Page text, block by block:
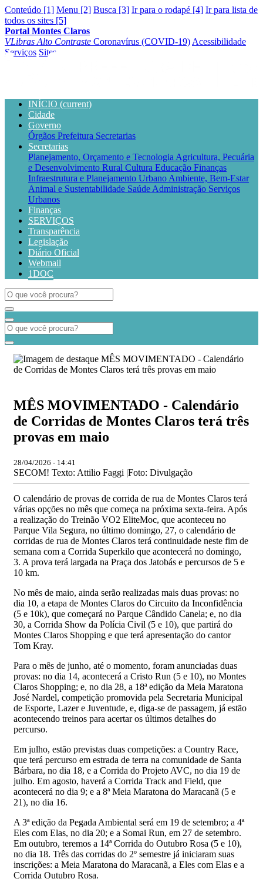
Conteúdo [1] Menu [2] Busca [3] Ir para o rodapé [4] Ir para lista de
todos os sites [5]
Portal Montes Claros
VLibras Alto Contraste Coronavírus (COVID-19) Acessibilidade
Serviços Sites
INÍCIO (current)
Cidade
Governo
Órgãos Prefeitura Secretarias
Secretarias
Planejamento, Orçamento e Tecnologia Agricultura, Pecuária
e Desenvolvimento Rural Cultura Educação Finanças
Infraestrutura e Planejamento Urbano Ambiente, Bem-Estar
Animal e Sustentabilidade Saúde Administração Serviços
Urbanos
Finanças
SERVIÇOS
Transparência
Legislação
Diário Oficial
Webmail
1DOC
MÊS MOVIMENTADO - Calendário
de Corridas de Montes Claros terá três
provas em maio
28/04/2026 - 14:41
SECOM! Texto: Attilio Faggi |Foto: Divulgação
O calendário de provas de corrida de rua de Montes Claros terá
várias opções no mês que começa na próxima sexta-feira. Após
a realização do Treinão VO2 EliteMoc, que aconteceu no
Parque Vila Segura, no último domingo, 27, o calendário de
corridas de rua de Montes Claros terá continuidade neste fim de
semana com a Corrida Superkilo que acontecerá no domingo,
3. A prova terá largada na Praça dos Jatobás e percursos de 5 e
10 km.
No mês de maio, ainda serão realizadas mais duas provas: no
dia 10, a etapa de Montes Claros do Circuito da Inconfidência
(5 e 10k), que começará no Parque Cândido Canela; e, no dia
30, a Corrida Show da Polícia Civil (5 e 10), que partirá do
Montes Claros Shopping e que terá apresentação do cantor
Tom Kray.
Para o mês de junho, até o momento, foram anunciadas duas
provas: no dia 14, acontecerá a Cristo Run (5 e 10), no Montes
Claros Shopping; e, no dia 28, a 18ª edição da Meia Maratona
José Nardel, competição promovida pela Secretaria Municipal
de Esporte, Lazer e Juventude, e, diga-se de passagem, já estão
acontecendo treinos para acertar os últimos detalhes do
percurso.
Em julho, estão previstas duas competições: a Country Race,
que terá percurso em estrada de terra na comunidade de Santa
Bárbara, no dia 18, e a Corrida do Projeto AVC, no dia 19 de
julho. Em agosto, haverá a Corrida Track and Field, que
acontecerá no dia 9; e a 8ª Meia Maratona do Maracanã (5 e
21), no dia 16.
A 3ª edição da Pegada Ambiental será em 19 de setembro; a 4ª
Eles com Elas, no dia 20; e a Somai Run, em 27 de setembro.
Em outubro, teremos a 14ª Corrida do Outubro Rosa (5 e 10),
no dia 18. Três das corridas do 2º semestre já iniciaram suas
inscrições: a Meia Maratona do Maracanã, a Eles com Elas e a
Corrida Outubro Rosa.